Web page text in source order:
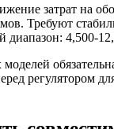
затрат на
Требуют
диапазон: 4,500-
регулятором